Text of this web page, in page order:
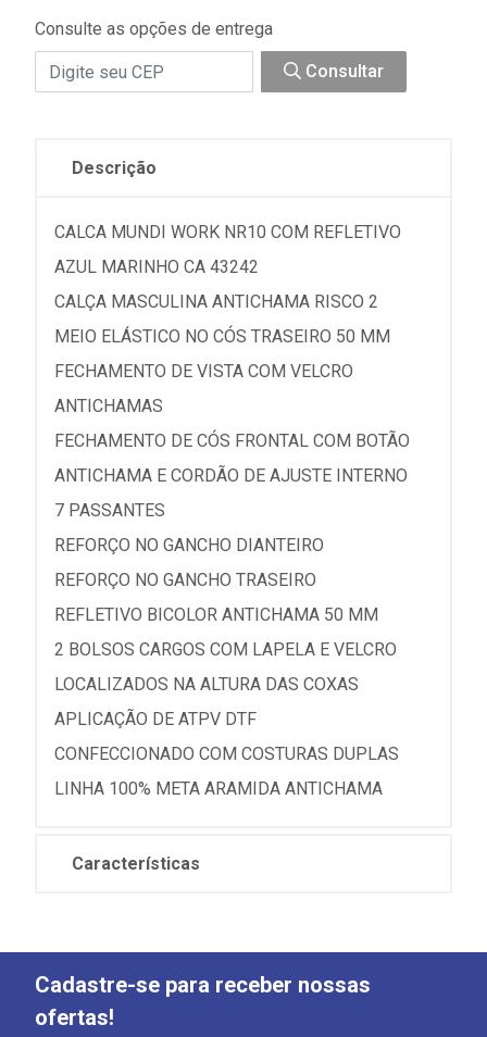
Consulte as opções de entrega
Consultar
Descrição
CALCA MUNDI WORK NR10 COM REFLETIVO
AZUL MARINHO CA 43242
CALÇA MASCULINA ANTICHAMA RISCO 2
MEIO ELÁSTICO NO CÓS TRASEIRO 50 MM
FECHAMENTO DE VISTA COM VELCRO
ANTICHAMAS
FECHAMENTO DE CÓS FRONTAL COM BOTÃO
ANTICHAMA E CORDÃO DE AJUSTE INTERNO
7 PASSANTES
REFORÇO NO GANCHO DIANTEIRO
REFORÇO NO GANCHO TRASEIRO
REFLETIVO BICOLOR ANTICHAMA 50 MM
2 BOLSOS CARGOS COM LAPELA E VELCRO
LOCALIZADOS NA ALTURA DAS COXAS
APLICAÇÃO DE ATPV DTF
CONFECCIONADO COM COSTURAS DUPLAS
LINHA 100% META ARAMIDA ANTICHAMA
Características
Cadastre-se para receber nossas
ofertas!